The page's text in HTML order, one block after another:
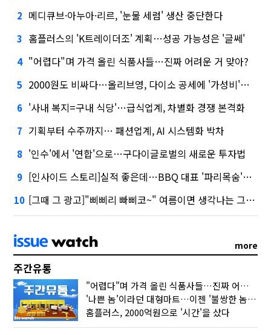
2 메디큐브·아누아·리르, '눈물 세럼' 생산 중단한다
3 홈플러스의 'K트레이더조' 계획…성공 가능성은 '글쎄'
4 "어렵다"며 가격 올린 식품사들…진짜 어려운 거 맞아?
5 2000원도 비싸다…올리브영, 다이소 공세에 '가성비'로 맞불
6 '사내 복지=구내 식당'…급식업계, 차별화 경쟁 본격화
7 기획부터 수주까지… 패션업계, AI 시스템화 박차
8 '인수'에서 '연합'으로…구다이글로벌의 새로운 투자법
9 [인사이드 스토리]실적 좋은데…BBQ 대표 '파리목숨'된 이유
10 [그때 그 광고]"삐삐리 빠삐코~" 여름이면 생각나는 그 노래
more
주간유통
"어렵다"며 가격 올린 식품사들…진짜 어려운 거 맞아?
'나쁜 놈'이라던 대형마트…이젠 '불쌍한 놈' 됐다
홈플러스, 2000억원으로 '시간'을 샀다